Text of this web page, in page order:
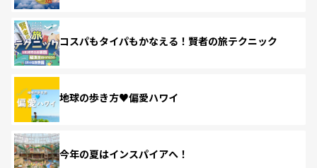
コスパもタイパもかなえる！賢者の旅テクニック
地球の歩き方♥偏愛ハワイ
今年の夏はインスパイアへ！